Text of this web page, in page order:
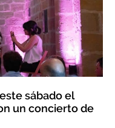
sábado el
un concierto de